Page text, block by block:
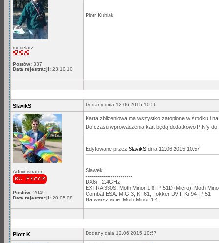
modelarz
Postów: 337
Data rejestracji: 23.10.10
Piotr Kubiak
SlavikS Dodany dnia 12.06.2015 10:56
Administrator
Postów: 2049
Data rejestracji: 20.05.08
Karta zbliżeniowa ma wszystko zatopione w środku i
Do czasu wprowadzenia kart będą dodatkowo PIN'y
Edytowane przez SlavikS dnia 12.06.2015 10:57
Sławek
------------------------
DX6i - 2.4GHz
EXTRA 330S, Moth Minor 1:8, P-51D (Micro), Moth
Combat ESA: MIG-3, KI-61, Fokker DVII, Ki-94, P-51
Na warsztacie: Moth Minor 1:4
Piotr K Dodany dnia 12.06.2015 10:57